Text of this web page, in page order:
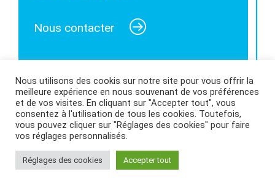
Nous contacter
MENTIONS LÉGALES ET CONDITIONS GÉNÉRALES
D’UTILISATION| POLITIQUE DES COOKIES|
Nous utilisons des cookis sur notre site pour vous offrir la
meilleure expérience en nous souvenant de vos préférences
et de vos visites. En cliquant sur "Accepter tout", vous
consentez à l'utilisation de tous les cookies. Toutefois,
vous pouvez cliquer sur "Réglages des cookies" pour faire
vos réglages personnalisés.
Réglages des cookies Accepter tout